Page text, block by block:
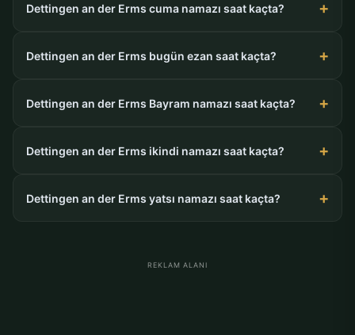
Dettingen an der Erms cuma namazı saat kaçta?
Dettingen an der Erms bugün ezan saat kaçta?
Dettingen an der Erms Bayram namazı saat kaçta?
Dettingen an der Erms ikindi namazı saat kaçta?
Dettingen an der Erms yatsı namazı saat kaçta?
REKLAM ALANI